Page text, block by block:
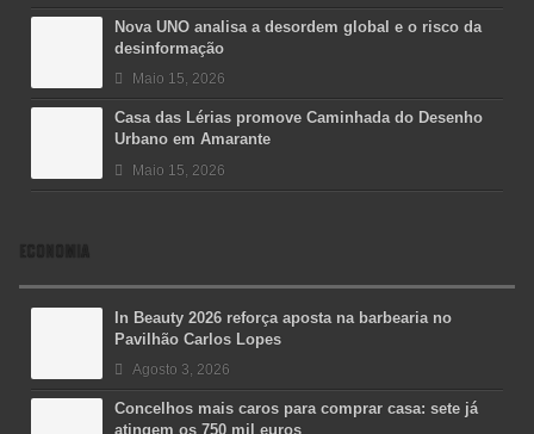
Nova UNO analisa a desordem global e o risco da
desinformação
Maio 15, 2026
Casa das Lérias promove Caminhada do Desenho
Urbano em Amarante
Maio 15, 2026
ECONOMIA
In Beauty 2026 reforça aposta na barbearia no
Pavilhão Carlos Lopes
Agosto 3, 2026
Concelhos mais caros para comprar casa: sete já
atingem os 750 mil euros